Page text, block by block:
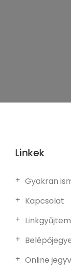
Linkek
Gyakran
Kapcsolat
Online